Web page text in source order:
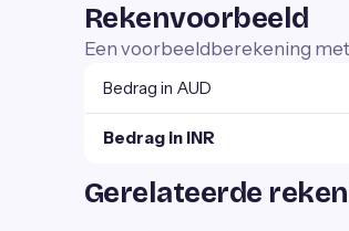
Rekenvoorbeeld
Een voorbeeldberekening
Bedrag in AUD
Bedrag in INR
Gerelateerde